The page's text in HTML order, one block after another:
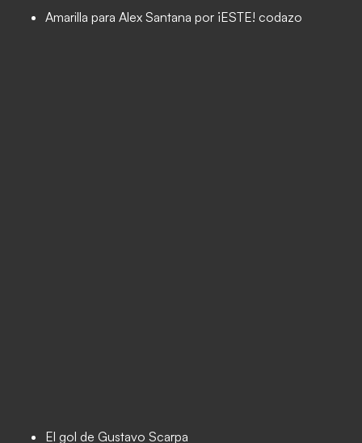
Amarilla para Alex Santana por ¡ESTE! codazo
El gol de Gustavo Scarpa